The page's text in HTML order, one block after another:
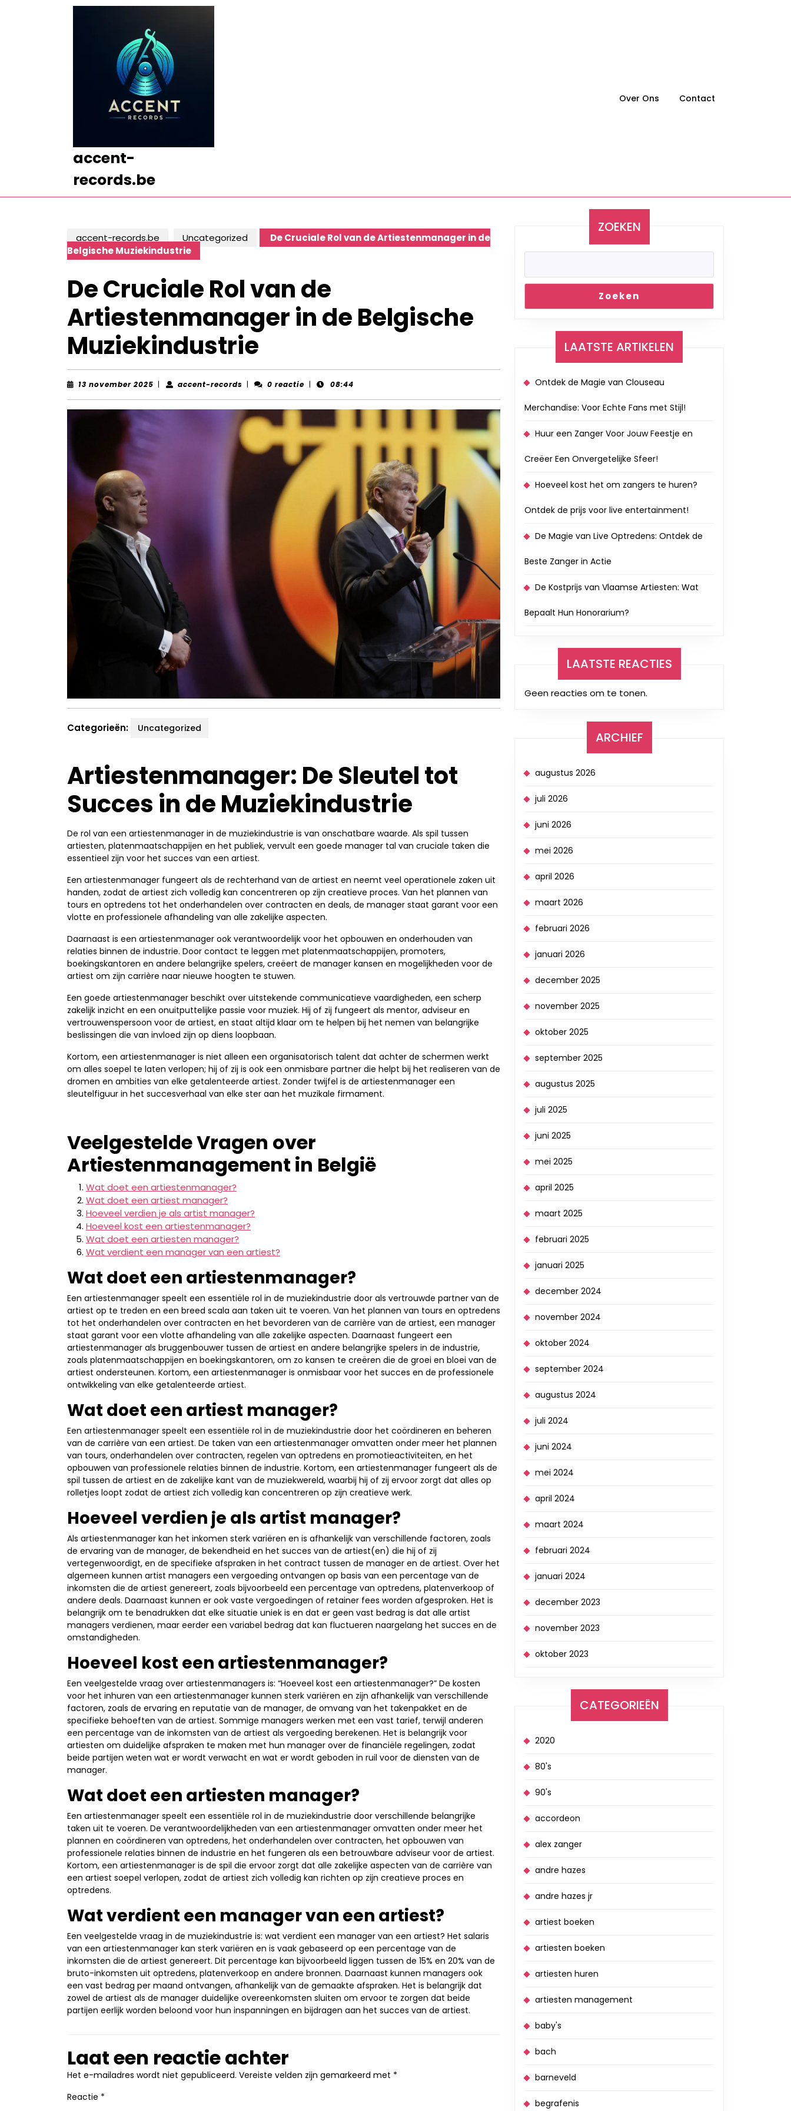
accent-
records.be
Over Ons Contact
accent-records.be Uncategorized
De Cruciale Rol van de Artiestenmanager in de
Belgische Muziekindustrie
De Cruciale Rol van de
Artiestenmanager in de Belgische
Muziekindustrie
13 november 2025 13| accent-records accent-
| 0 reactie | 08:44
Categorieën: Uncategorized
Artiestenmanager: De Sleutel tot
Succes in de Muziekindustrie
De rol van een artiestenmanager in de muziekindustrie is van onschatbare waarde. Als spil tussen
artiesten, platenmaatschappijen en het publiek, vervult een goede manager tal van cruciale taken die
essentieel zijn voor het succes van een artiest.
Een artiestenmanager fungeert als de rechterhand van de artiest en neemt veel operationele zaken uit
handen, zodat de artiest zich volledig kan concentreren op zijn creatieve proces. Van het plannen van
tours en optredens tot het onderhandelen over contracten en deals, de manager staat garant voor een
vlotte en professionele afhandeling van alle zakelijke aspecten.
Daarnaast is een artiestenmanager ook verantwoordelijk voor het opbouwen en onderhouden van
relaties binnen de industrie. Door contact te leggen met platenmaatschappijen, promoters,
boekingskantoren en andere belangrijke spelers, creëert de manager kansen en mogelijkheden voor de
artiest om zijn carrière naar nieuwe hoogten te stuwen.
Een goede artiestenmanager beschikt over uitstekende communicatieve vaardigheden, een scherp
zakelijk inzicht en een onuitputtelijke passie voor muziek. Hij of zij fungeert als mentor, adviseur en
vertrouwenspersoon voor de artiest, en staat altijd klaar om te helpen bij het nemen van belangrijke
beslissingen die van invloed zijn op diens loopbaan.
Kortom, een artiestenmanager is niet alleen een organisatorisch talent dat achter de schermen werkt
om alles soepel te laten verlopen; hij of zij is ook een onmisbare partner die helpt bij het realiseren van de
dromen en ambities van elke getalenteerde artiest. Zonder twijfel is de artiestenmanager een
sleutelfiguur in het succesverhaal van elke ster aan het muzikale firmament.
Veelgestelde Vragen over
Artiestenmanagement in België
Wat doet een artiestenmanager?
Wat doet een artiest manager?
Hoeveel verdien je als artist manager?
Hoeveel kost een artiestenmanager?
Wat doet een artiesten manager?
Wat verdient een manager van een artiest?
Wat doet een artiestenmanager?
Een artiestenmanager speelt een essentiële rol in de muziekindustrie door als vertrouwde partner van de
artiest op te treden en een breed scala aan taken uit te voeren. Van het plannen van tours en optredens
tot het onderhandelen over contracten en het bevorderen van de carrière van de artiest, een manager
staat garant voor een vlotte afhandeling van alle zakelijke aspecten. Daarnaast fungeert een
artiestenmanager als bruggenbouwer tussen de artiest en andere belangrijke spelers in de industrie,
zoals platenmaatschappijen en boekingskantoren, om zo kansen te creëren die de groei en bloei van de
artiest ondersteunen. Kortom, een artiestenmanager is onmisbaar voor het succes en de professionele
ontwikkeling van elke getalenteerde artiest.
Wat doet een artiest manager?
Een artiestenmanager speelt een essentiële rol in de muziekindustrie door het coördineren en beheren
van de carrière van een artiest. De taken van een artiestenmanager omvatten onder meer het plannen
van tours, onderhandelen over contracten, regelen van optredens en promotieactiviteiten, en het
opbouwen van professionele relaties binnen de industrie. Kortom, een artiestenmanager fungeert als de
spil tussen de artiest en de zakelijke kant van de muziekwereld, waarbij hij of zij ervoor zorgt dat alles op
rolletjes loopt zodat de artiest zich volledig kan concentreren op zijn creatieve werk.
Hoeveel verdien je als artist manager?
Als artiestenmanager kan het inkomen sterk variëren en is afhankelijk van verschillende factoren, zoals
de ervaring van de manager, de bekendheid en het succes van de artiest(en) die hij of zij
vertegenwoordigt, en de specifieke afspraken in het contract tussen de manager en de artiest. Over het
algemeen kunnen artist managers een vergoeding ontvangen op basis van een percentage van de
inkomsten die de artiest genereert, zoals bijvoorbeeld een percentage van optredens, platenverkoop of
andere deals. Daarnaast kunnen er ook vaste vergoedingen of retainer fees worden afgesproken. Het is
belangrijk om te benadrukken dat elke situatie uniek is en dat er geen vast bedrag is dat alle artist
managers verdienen, maar eerder een variabel bedrag dat kan fluctueren naargelang het succes en de
omstandigheden.
Hoeveel kost een artiestenmanager?
Een veelgestelde vraag over artiestenmanagers is: “Hoeveel kost een artiestenmanager?” De kosten
voor het inhuren van een artiestenmanager kunnen sterk variëren en zijn afhankelijk van verschillende
factoren, zoals de ervaring en reputatie van de manager, de omvang van het takenpakket en de
specifieke behoeften van de artiest. Sommige managers werken met een vast tarief, terwijl anderen
een percentage van de inkomsten van de artiest als vergoeding berekenen. Het is belangrijk voor
artiesten om duidelijke afspraken te maken met hun manager over de financiële regelingen, zodat
beide partijen weten wat er wordt verwacht en wat er wordt geboden in ruil voor de diensten van de
manager.
Wat doet een artiesten manager?
Een artiestenmanager speelt een essentiële rol in de muziekindustrie door verschillende belangrijke
taken uit te voeren. De verantwoordelijkheden van een artiestenmanager omvatten onder meer het
plannen en coördineren van optredens, het onderhandelen over contracten, het opbouwen van
professionele relaties binnen de industrie en het fungeren als een betrouwbare adviseur voor de artiest.
Kortom, een artiestenmanager is de spil die ervoor zorgt dat alle zakelijke aspecten van de carrière van
een artiest soepel verlopen, zodat de artiest zich volledig kan richten op zijn creatieve proces en
optredens.
Wat verdient een manager van een artiest?
Een veelgestelde vraag in de muziekindustrie is: wat verdient een manager van een artiest? Het salaris
van een artiestenmanager kan sterk variëren en is vaak gebaseerd op een percentage van de
inkomsten die de artiest genereert. Dit percentage kan bijvoorbeeld liggen tussen de 15% en 20% van de
bruto-inkomsten uit optredens, platenverkoop en andere bronnen. Daarnaast kunnen managers ook
een vast bedrag per maand ontvangen, afhankelijk van de gemaakte afspraken. Het is belangrijk dat
zowel de artiest als de manager duidelijke overeenkomsten sluiten om ervoor te zorgen dat beide
partijen eerlijk worden beloond voor hun inspanningen en bijdragen aan het succes van de artiest.
Laat een reactie achter
Het e-mailadres wordt niet gepubliceerd. Vereiste velden zijn gemarkeerd met *
Reactie *
ZOEKEN
Zoeken
LAATSTE ARTIKELEN
Ontdek de Magie van Clouseau
Merchandise: Voor Echte Fans met Stijl!
Huur een Zanger Voor Jouw Feestje en
Creëer Een Onvergetelijke Sfeer!
Hoeveel kost het om zangers te huren?
Ontdek de prijs voor live entertainment!
De Magie van Live Optredens: Ontdek de
Beste Zanger in Actie
De Kostprijs van Vlaamse Artiesten: Wat
Bepaalt Hun Honorarium?
LAATSTE REACTIES
Geen reacties om te tonen.
ARCHIEF
augustus 2026
juli 2026
juni 2026
mei 2026
april 2026
maart 2026
februari 2026
januari 2026
december 2025
november 2025
oktober 2025
september 2025
augustus 2025
juli 2025
juni 2025
mei 2025
april 2025
maart 2025
februari 2025
januari 2025
december 2024
november 2024
oktober 2024
september 2024
augustus 2024
juli 2024
juni 2024
mei 2024
april 2024
maart 2024
februari 2024
januari 2024
december 2023
november 2023
oktober 2023
CATEGORIEËN
2020
80's
90's
accordeon
alex zanger
andre hazes
andre hazes jr
artiest boeken
artiesten boeken
artiesten huren
artiesten management
baby's
bach
barneveld
begrafenis